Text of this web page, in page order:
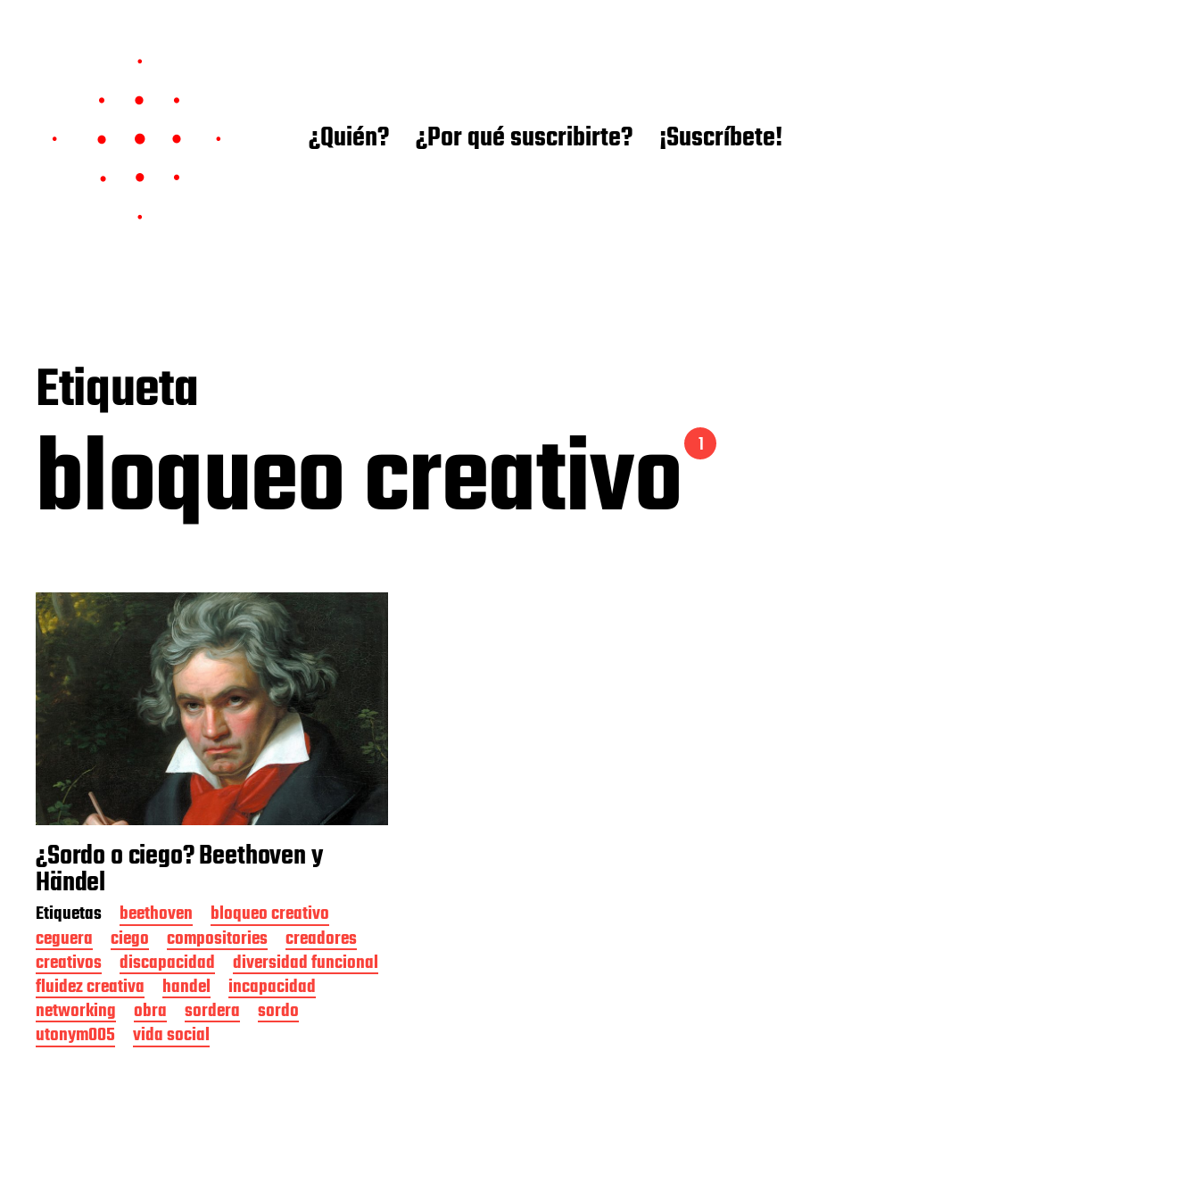
¿Quién? ¿Por qué suscribirte? ¡Suscríbete!
Etiqueta
bloqueo creativo1
¿Sordo o ciego? Beethoven y
Händel
Etiquetas beethoven
bloqueo creativo
ceguera
ciego compositories
creadores
creativos
discapacidad
diversidad funcional
fluidez creativa
handel
incapacidad
networking
obra sordera
sordo
utonym005
vida social